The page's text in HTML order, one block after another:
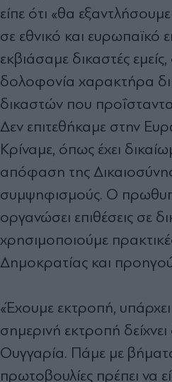
είπε ότι «θα
σε εθνικό και ευρωπαϊκό
εκβιάσαμε δικαστές
δολοφονία χαρακτήρα
δικαστών που
Δεν επιτεθήκαμε στην
Κρίναμε, όπως έχει
απόφαση της
συμψηφισμούς. Ο
οργανώσει επιθέσεις σε
χρησιμοποιούμε
Δημοκρατίας και
«Έχουμε εκτροπή,
σημερινή εκτροπή δείχνει
Ουγγαρία. Πάμε με
πρωτοβουλίες πρέπει να